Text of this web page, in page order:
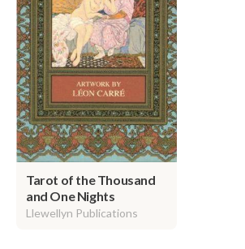
Tarot of the Thousand
and One Nights
Llewellyn Publications